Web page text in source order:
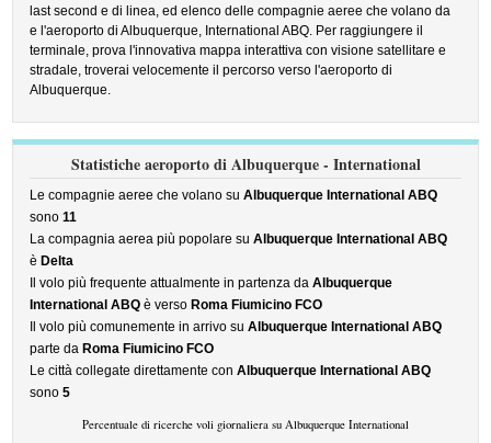
last second e di linea, ed elenco delle compagnie aeree che volano da
e l'aeroporto di Albuquerque, International ABQ. Per raggiungere il
terminale, prova l'innovativa mappa interattiva con visione satellitare e
stradale, troverai velocemente il percorso verso l'aeroporto di
Albuquerque.
Statistiche aeroporto di Albuquerque - International
Le compagnie aeree che volano suAlbuquerque International ABQ
sono11
La compagnia aerea più popolare suAlbuquerque International ABQ
è Delta
Il volo più frequente attualmente in partenza daAlbuquerque
International ABQ è verso Roma Fiumicino FCO
Il volo più comunemente in arrivo suAlbuquerque International ABQ
parte da Roma Fiumicino FCO
Le città collegate direttamente conAlbuquerque International ABQ
sono5
Percentuale di ricerche voli giornaliera su Albuquerque International